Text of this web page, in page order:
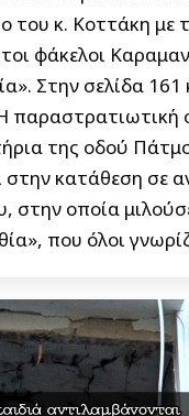
του κ. Κοττάκη με
φάκελοι
Στην σελίδα 161
παραστρατιωτική
της οδού
στην κατάθεση σε
στην οποία
που όλοι